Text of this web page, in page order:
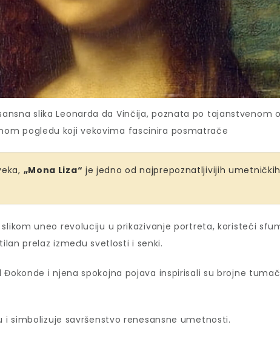
slika Leonarda da Vinčija, poznata po tajanstvenom
pogledu koji vekovima fascinira posmatrače
„Mona Liza“ je jedno od najprepoznatljivijih
uneo revoluciju u prikazivanje portreta, koristeći
prelaz između svetlosti i senki.
Đokonde i njena spokojna pojava inspirisali su brojne
i simbolizuje savršenstvo renesansne umetnosti.